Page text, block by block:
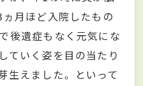
月ほど入院したもの
後遺症もなく元気にな
ていく姿を目の当たり
生えました。といって